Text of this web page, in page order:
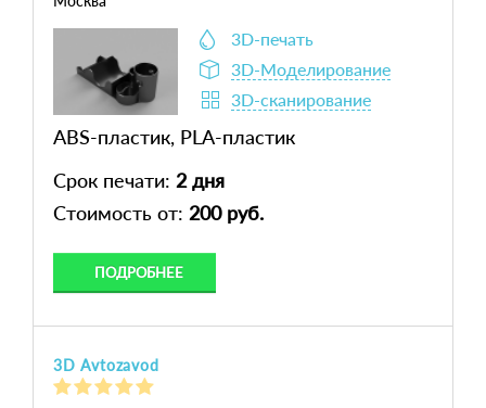
3D-печать
3D-Моделирование
3D-сканирование
ABS-пластик, PLA-пластик
Срок печати: 2 дня
Стоимость от: 200 руб.
ПОДРОБНЕЕ
3D Avtozavod